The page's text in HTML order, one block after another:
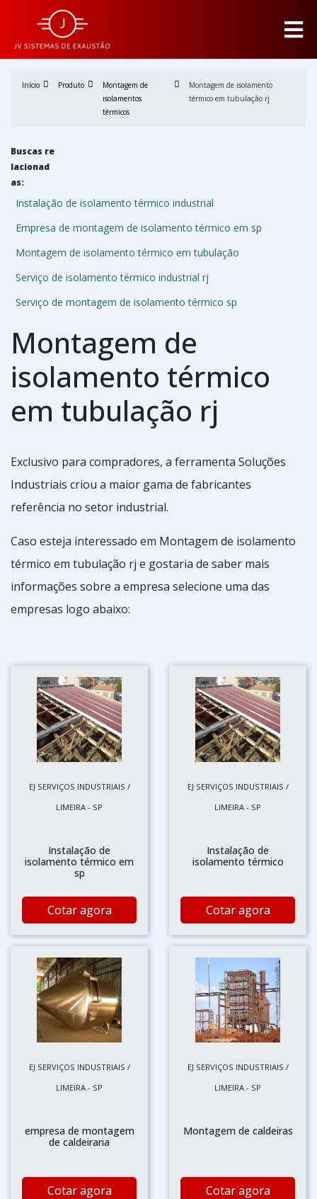
Início Produto
Montagem de
isolamentos
térmicos
Montagem de isolamento
térmico em tubulação rj
Buscas re
lacionad
as:
Instalação de isolamento térmico industrial
Empresa de montagem de isolamento térmico em sp
Montagem de isolamento térmico em tubulação
Serviço de isolamento térmico industrial rj
Serviço de montagem de isolamento térmico sp
Montagem de
isolamento térmico
em tubulação rj
Exclusivo para compradores, a ferramenta Soluções
Industriais criou a maior gama de fabricantes
referência no setor industrial.
Caso esteja interessado em Montagem de isolamento
térmico em tubulação rj e gostaria de saber mais
informações sobre a empresa selecione uma das
empresas logo abaixo:
EJ SERVIÇOS INDUSTRIAIS /
LIMEIRA - SP
Instalação de
isolamento térmico em
sp
Cotar agora
EJ SERVIÇOS INDUSTRIAIS /
LIMEIRA - SP
Instalação de
isolamento térmico
Cotar agora
EJ SERVIÇOS INDUSTRIAIS /
LIMEIRA - SP
empresa de montagem
de caldeiraria
Cotar agora
EJ SERVIÇOS INDUSTRIAIS /
LIMEIRA - SP
Montagem de caldeiras
Cotar agora